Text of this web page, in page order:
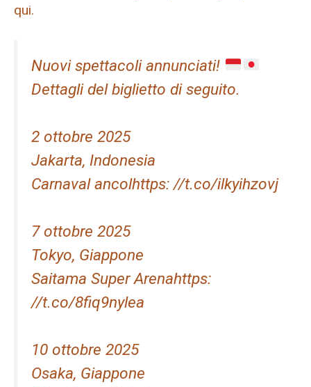
qui.
Nuovi spettacoli annunciati!
Dettagli del biglietto di seguito.
2 ottobre 2025
Jakarta, Indonesia
Carnaval ancolhttps: //t.co/ilkyihzovj
7 ottobre 2025
Tokyo, Giappone
Saitama Super Arenahttps:
//t.co/8fiq9nylea
10 ottobre 2025
Osaka, Giappone